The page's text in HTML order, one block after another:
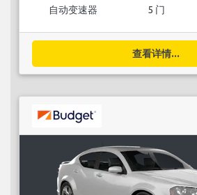
自动变速器 5 门
查看详情...